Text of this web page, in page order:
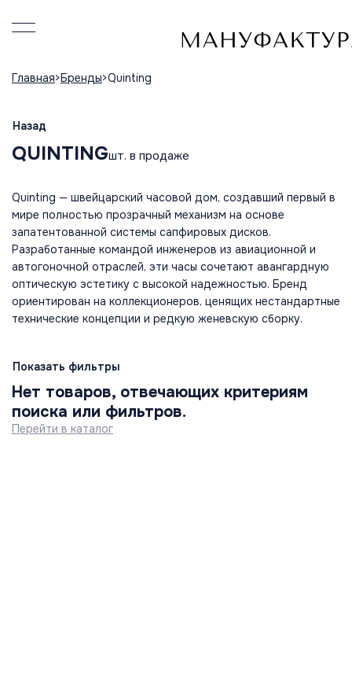
Главная Бренды Quinting
Назад
QUINTINGшт. в продаже
Quinting — швейцарский часовой дом, создавший первый в
мире полностью прозрачный механизм на основе
запатентованной системы сапфировых дисков.
Разработанные командой инженеров из авиационной и
автогоночной отраслей, эти часы сочетают авангардную
оптическую эстетику с высокой надежностью. Бренд
ориентирован на коллекционеров, ценящих нестандартные
технические концепции и редкую женевскую сборку.
Показать фильтры
Нет товаров, отвечающих критериям
поиска или фильтров.
Перейти в каталог